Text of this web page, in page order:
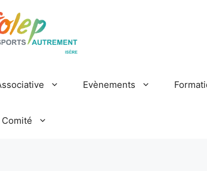
Evènements
Comité